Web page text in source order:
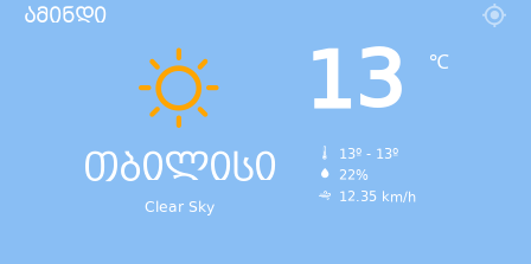
ამინდი
თბილისი
Clear Sky
13 ℃
13º - 13º
22%
12.35 km/h